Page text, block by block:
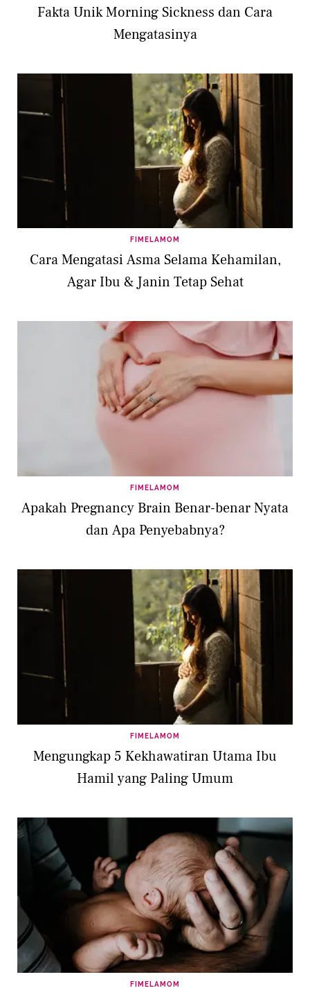
Fakta Unik Morning Sickness dan Cara
Mengatasinya
FIMELAMOM
Cara Mengatasi Asma Selama Kehamilan,
Agar Ibu & Janin Tetap Sehat
FIMELAMOM
Apakah Pregnancy Brain Benar-benar Nyata
dan Apa Penyebabnya?
FIMELAMOM
Mengungkap 5 Kekhawatiran Utama Ibu
Hamil yang Paling Umum
FIMELAMOM